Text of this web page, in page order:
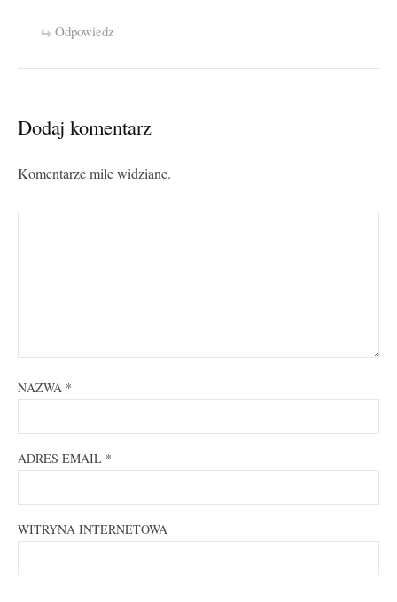
Odpowiedz
Dodaj komentarz
Komentarze mile widziane.
NAZWA *
ADRES EMAIL *
WITRYNA INTERNETOWA